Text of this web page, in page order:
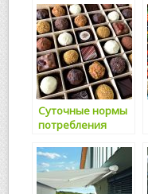
Суточные нормы
потребления
минералов